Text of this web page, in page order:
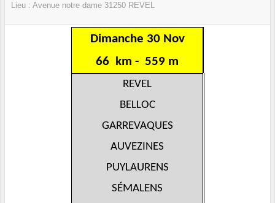
Lieu : Avenue notre dame 31250 REVEL
Dimanche 30 Nov
66 km - 559 m
REVEL
BELLOC
GARREVAQUES
AUVEZINES
PUYLAURENS
SÉMALENS